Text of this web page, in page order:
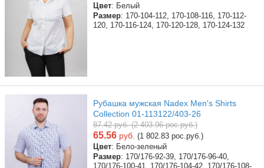
Цвет: Белый
Размер: 170-104-112, 170-108-116, 170-112-
120, 170-116-124, 170-120-128, 170-124-132
Рубашка мужская Nadex Men's Shirts
Collection 01-113122/403-26
87.42 руб. (2 403.96 рос.руб.)
65.56 руб. (1 802.83 рос.руб.)
Цвет: Бело-зеленый
Размер: 170/176-92-39, 170/176-96-40,
170/176-100-41, 170/176-104-42, 170/176-108-